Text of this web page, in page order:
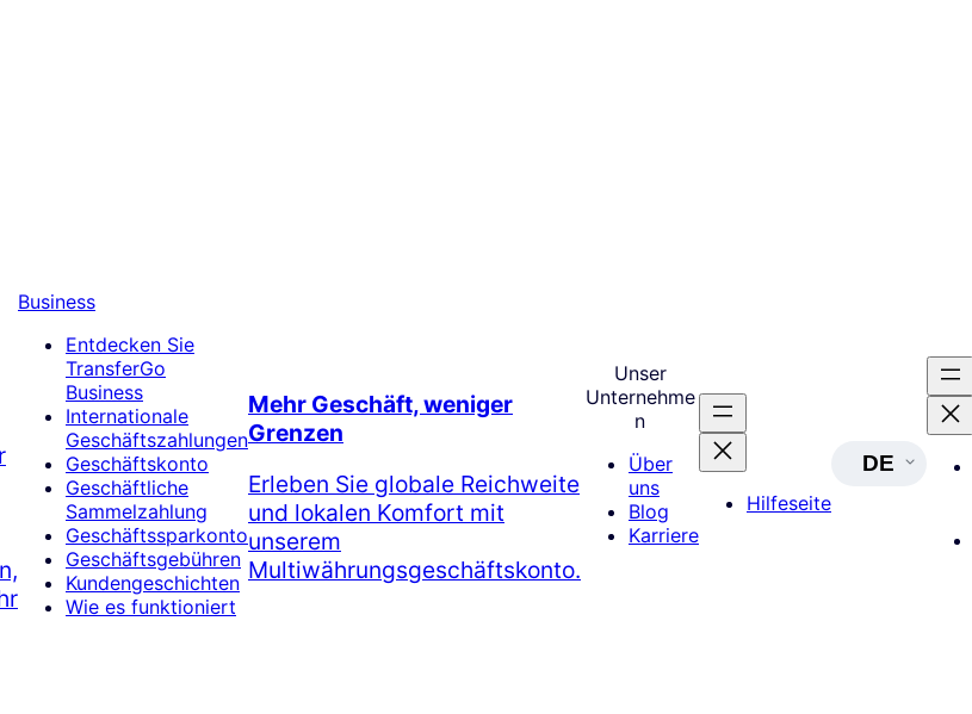
Business
Entdecken Sie
TransferGo
Business
Internationale
Geschäftszahlungen
Geschäftskonto
Geschäftliche
Sammelzahlung
Geschäftssparkonto
Geschäftsgebühren
Kundengeschichten
Wie es funktioniert
Mehr Geschäft, weniger
Grenzen
Erleben Sie globale Reichweite
und lokalen Komfort mit
unserem
Multiwährungsgeschäftskonto.
Unser
Unternehme
n
Über
uns
Blog
Karriere
Hilfeseite
DE